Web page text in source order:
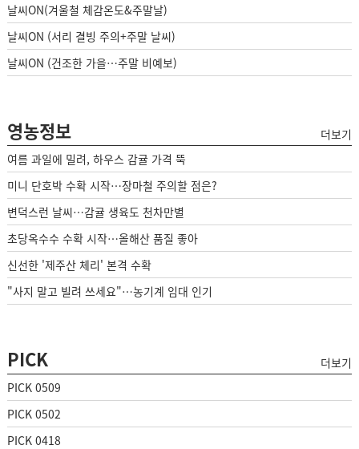
날씨ON(겨울철 체감온도&주말날)
날씨ON (서리 결빙 주의+주말 날씨)
날씨ON (건조한 가을…주말 비예보)
영농정보
더보기
여름 과일에 밀려, 하우스 감귤 가격 뚝
미니 단호박 수확 시작…장마철 주의할 점은?
변덕스런 날씨…감귤 생육도 천차만별
초당옥수수 수확 시작…올해산 품질 좋아
신선한 '제주산 체리' 본격 수확
"사지 말고 빌려 쓰세요"…농기계 임대 인기
PICK
더보기
PICK 0509
PICK 0502
PICK 0418